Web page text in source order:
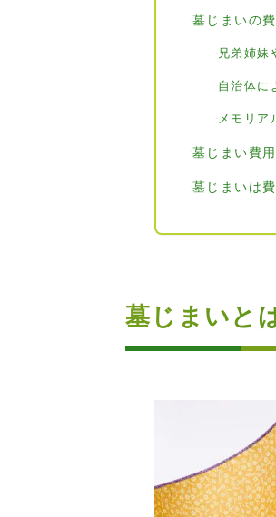
墓じまいの
兄弟姉妹
自治体に
メモリア
墓じまい費
墓じまいは
墓じまいと